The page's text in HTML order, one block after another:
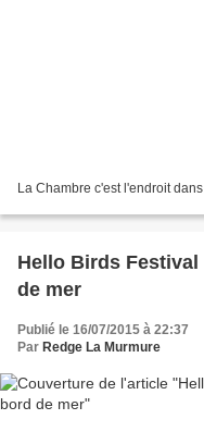
La Chambre c'est l'endroit
Hello Birds
de mer
Publié le 16/07/2015 à 22:37
Par Redge La Murmure